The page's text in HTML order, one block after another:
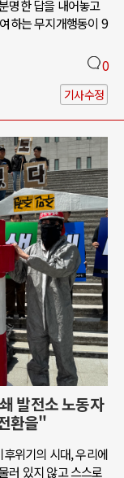
명한 답을 내어놓고
하는 무지개행동이 9
0
기사수정
발전소 노동자
환을"
위기의 시대, 우리에
러 있지 않고 스스로